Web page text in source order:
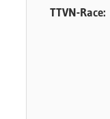
TTVN-Race: